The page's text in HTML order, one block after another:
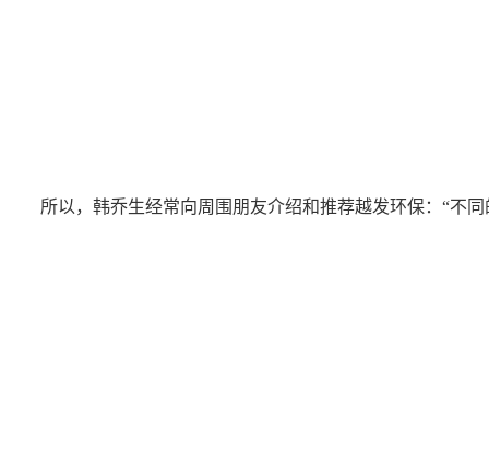
所以，韩乔生经常向周围朋友介绍和推荐越发环保：“不